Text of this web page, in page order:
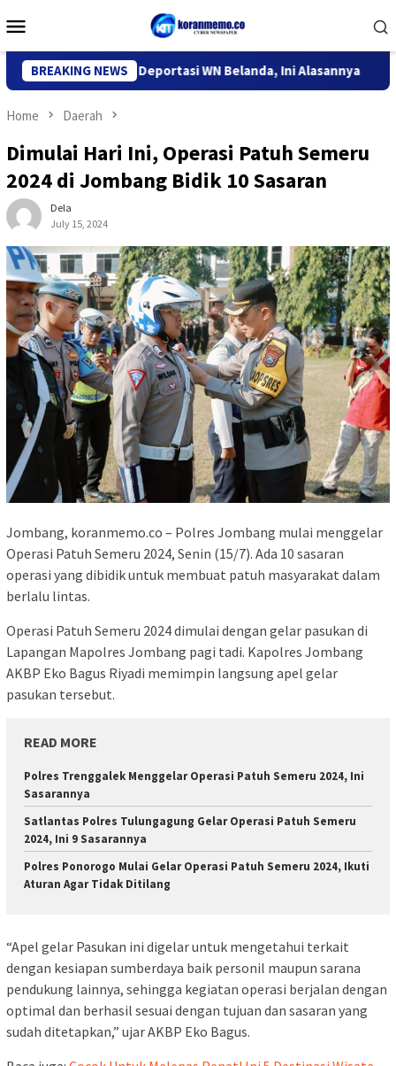
to
Menu
BREAKING NEWS
Kediri Deportasi WN Belanda, Ini Alasannya 9
Home Daerah
Dimulai Hari Ini, Operasi Patuh Semeru
2024 di Jombang Bidik 10 Sasaran
Dela
July 15, 2024
Jombang, koranmemo.co – Polres Jombang mulai menggelar
Operasi Patuh Semeru 2024, Senin (15/7). Ada 10 sasaran
operasi yang dibidik untuk membuat patuh masyarakat dalam
berlalu lintas.
Operasi Patuh Semeru 2024 dimulai dengan gelar pasukan di
Lapangan Mapolres Jombang pagi tadi. Kapolres Jombang
AKBP Eko Bagus Riyadi memimpin langsung apel gelar
pasukan tersebut.
READ MORE
Polres Trenggalek Menggelar Operasi Patuh Semeru 2024, Ini
Sasarannya
Satlantas Polres Tulungagung Gelar Operasi Patuh Semeru
2024, Ini 9 Sasarannya
Polres Ponorogo Mulai Gelar Operasi Patuh Semeru 2024, Ikuti
Aturan Agar Tidak Ditilang
“Apel gelar Pasukan ini digelar untuk mengetahui terkait
dengan kesiapan sumberdaya baik personil maupun sarana
pendukung lainnya, sehingga kegiatan operasi berjalan dengan
optimal dan berhasil sesuai dengan tujuan dan sasaran yang
sudah ditetapkan,” ujar AKBP Eko Bagus.